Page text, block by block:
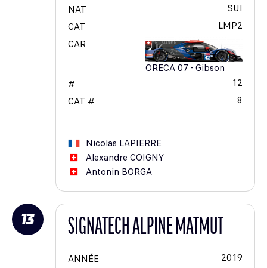
NAT
SUI
CAT
LMP2
CAR
ORECA 07 - Gibson
#
12
CAT #
8
Nicolas LAPIERRE
Alexandre COIGNY
Antonin BORGA
13 SIGNATECH ALPINE MATMUT
ANNÉE
2019